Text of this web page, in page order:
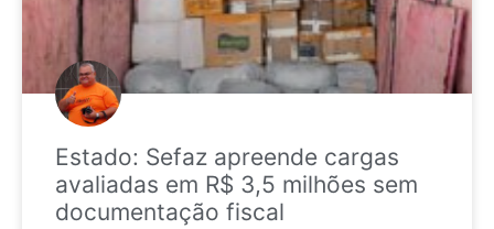
Estado: Sefaz apreende cargas
avaliadas em R$ 3,5 milhões sem
documentação fiscal